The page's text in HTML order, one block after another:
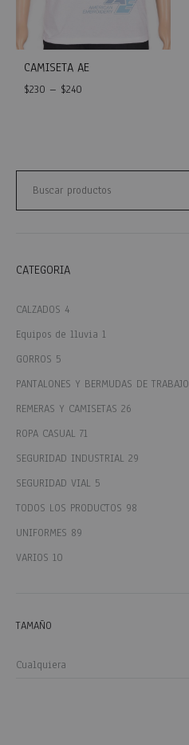
CAMISETA AE
$230 – $240
CATEGORIA
CALZADOS 4
Equipos de lluvia 1
GORROS 5
PANTALONES Y BERMUDAS DE TRABAJO
REMERAS Y CAMISETAS 26
ROPA CASUAL 71
SEGURIDAD INDUSTRIAL 29
SEGURIDAD VIAL 5
TODOS LOS PRODUCTOS 98
UNIFORMES 89
VARIOS 10
TAMAÑO
Cualquiera